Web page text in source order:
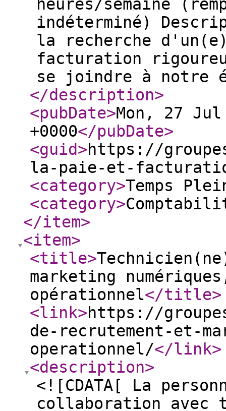
heures/semaine
indéterminé)
la recherche
facturation
se joindre à notre
</description>
<pubDate>Mon, 27
+0000</pubDate>
<guid>https://
la-paie-et-
<category>Temps
<category>
</item>
<item>
<title>
marketing
opérationnel</title>
<link>https://
de-recrutement-et-
operationnel/</link>
<description>
<![CDATA[ La
collaboration avec